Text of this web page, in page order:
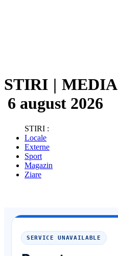
STIRI | MEDIA
6 august 2026
STIRI :
Locale
Externe
Sport
Magazin
Ziare